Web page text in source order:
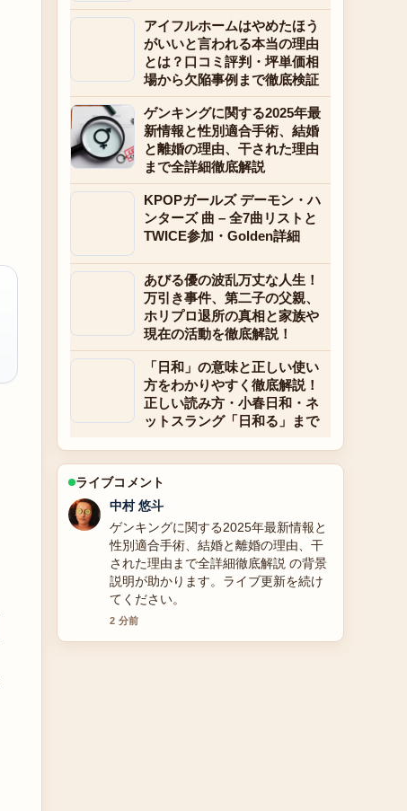
アイフルホームはやめたほう
がいいと言われる本当の理由
とは？口コミ評判・坪単価相
場から欠陥事例まで徹底検証
ゲンキングに関する2025年最
新情報と性別適合手術、結婚
と離婚の理由、干された理由
まで全詳細徹底解説
KPOPガールズ デーモン・ハ
ンターズ 曲 – 全7曲リストと
TWICE参加・Golden詳細
あびる優の波乱万丈な人生！
万引き事件、第二子の父親、
ホリプロ退所の真相と家族や
現在の活動を徹底解説！
「日和」の意味と正しい使い
方をわかりやすく徹底解説！
正しい読み方・小春日和・ネ
ットスラング「日和る」まで
ライブコメント
山本 葵
【2025年】別所哲也の現在：59歳・結
婚・子供・J-WAVEラジオ休止理由とプ
ロフィールを徹底解説 の報道は丁寧
で、流れを追いやすいです。
4 分前